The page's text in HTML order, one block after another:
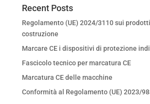
Recent Posts
Regolamento (UE) 2024/3110 sui
costruzione
Marcare CE i dispositivi di protezione
Fascicolo tecnico per marcatura CE
Marcatura CE delle macchine
Conformità al Regolamento (UE) 2023/